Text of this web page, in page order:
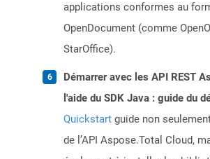
applications conformes au
OpenDocument (comme
StarOffice).
Démarrer avec les API REST
l'aide du SDK Java : guide du
Quickstart guide non
de l’API Aspose.Total Cloud,